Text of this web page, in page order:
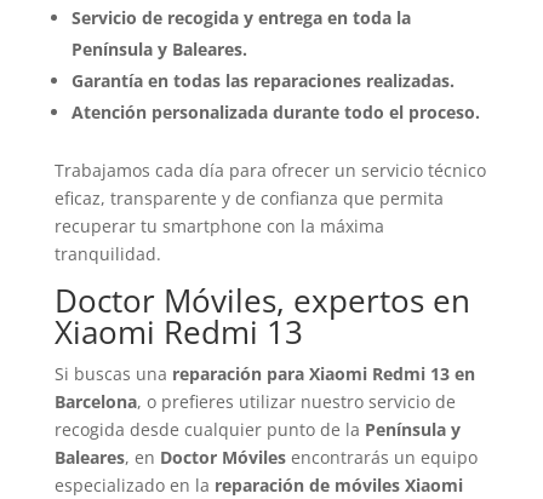
Servicio de recogida y entrega en toda la
Península y Baleares.
Garantía en todas las reparaciones realizadas.
Atención personalizada durante todo el proceso.
Trabajamos cada día para ofrecer un servicio técnico
eficaz, transparente y de confianza que permita
recuperar tu smartphone con la máxima
tranquilidad.
Doctor Móviles, expertos en
Xiaomi Redmi 13
Si buscas una reparación para Xiaomi Redmi 13 en
Barcelona, o prefieres utilizar nuestro servicio de
recogida desde cualquier punto de la Península y
Baleares, en Doctor Móvilesencontrarás un equipo
especializado en la reparación de móviles Xiaomi